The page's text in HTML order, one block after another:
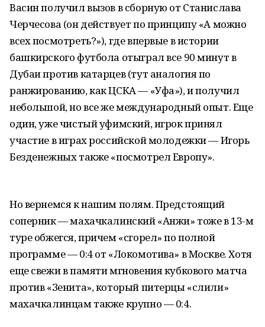
Васин получил вызов в сборную от Станислава
Черчесова (он действует по принципу «А можно
всех посмотреть?»), где впервые в истории
башкирского футбола отыграл все 90 минут в
Дубаи против катарцев (тут аналогия по
ранжированию, как ЦСКА — «Уфа»), и получил
небольшой, но все же международный опыт. Еще
один, уже чистый уфимский, игрок принял
участие в играх российской молодежки — Игорь
Безденежных также «посмотрел Европу».
Но вернемся к нашим полям. Предстоящий
соперник — махачкалинский «Анжи» тоже в 13-м
туре обжегся, причем «сгорел» по полной
программе — 0:4 от «Локомотива» в Москве. Хотя
еще свежи в памяти мгновения кубкового матча
против «Зенита», который питерцы «слили»
махачкалинцам также крупно — 0:4.